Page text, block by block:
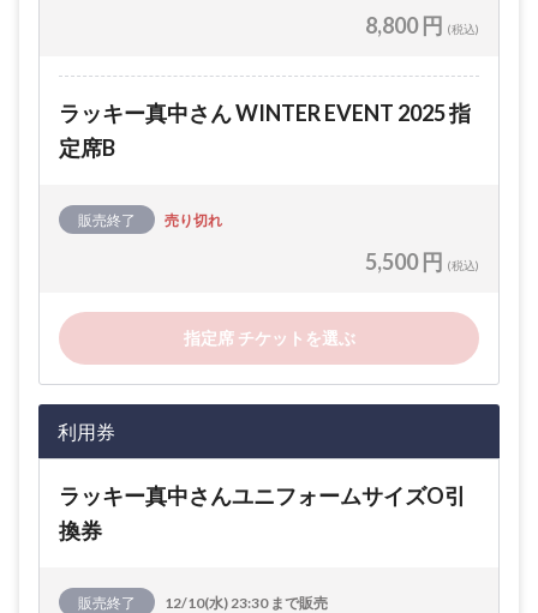
8,800 円 (税込)
ラッキー真中さん WINTER EVENT 2025 指
定席B
販売終了 売り切れ
5,500 円 (税込)
指定席 チケットを選ぶ
利用券
ラッキー真中さんユニフォームサイズO引
換券
販売終了 12/10(水) 23:30 まで販売